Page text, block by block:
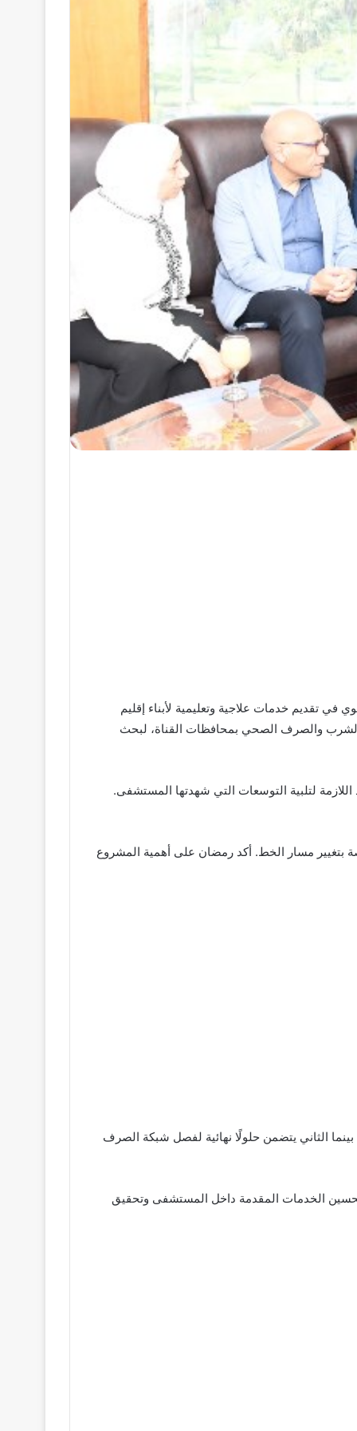
في تقديم خدمات علاجية وتعليمية لأبناء إقليم
الشرب والصرف الصحي بمحافظات القناة، لبحث
لتلبية التوسعات التي شهدتها المستشفى.
بتغيير مسار الخط. أكد رمضان على أهمية المشروع
تقسيم خطة العمل إلى مسارين، الأول عاجل يستهدف تجديد جزئي للخط الداخلي بالمستشفى خلال 15 يومًا، بينما الثاني يتضمن حلولًا نهائية لفصل شبكة الصرف
تحسين الخدمات المقدمة داخل المستشفى وتحقيق